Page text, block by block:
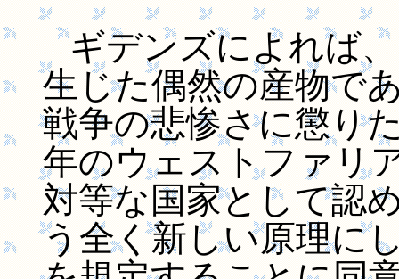
ギデンズによれば
生じた偶然の産物で
戦争の悲惨さに懲り
年のウェストファリ
対等な国家として認
う全く新しい原理に